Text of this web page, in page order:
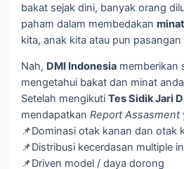
bakat sejak dini, banyak orang
paham dalam membedakan
kita, anak kita atau pun pasangan
Nah, DMI Indonesia memberikan
mengetahui bakat dan minat
Setelah mengikutiTes Sidik Jari
mendapatkanReport Assasment
📌Dominasi otak kanan dan otak
📌Distribusi kecerdasan multiple
📌Driven model / daya dorong